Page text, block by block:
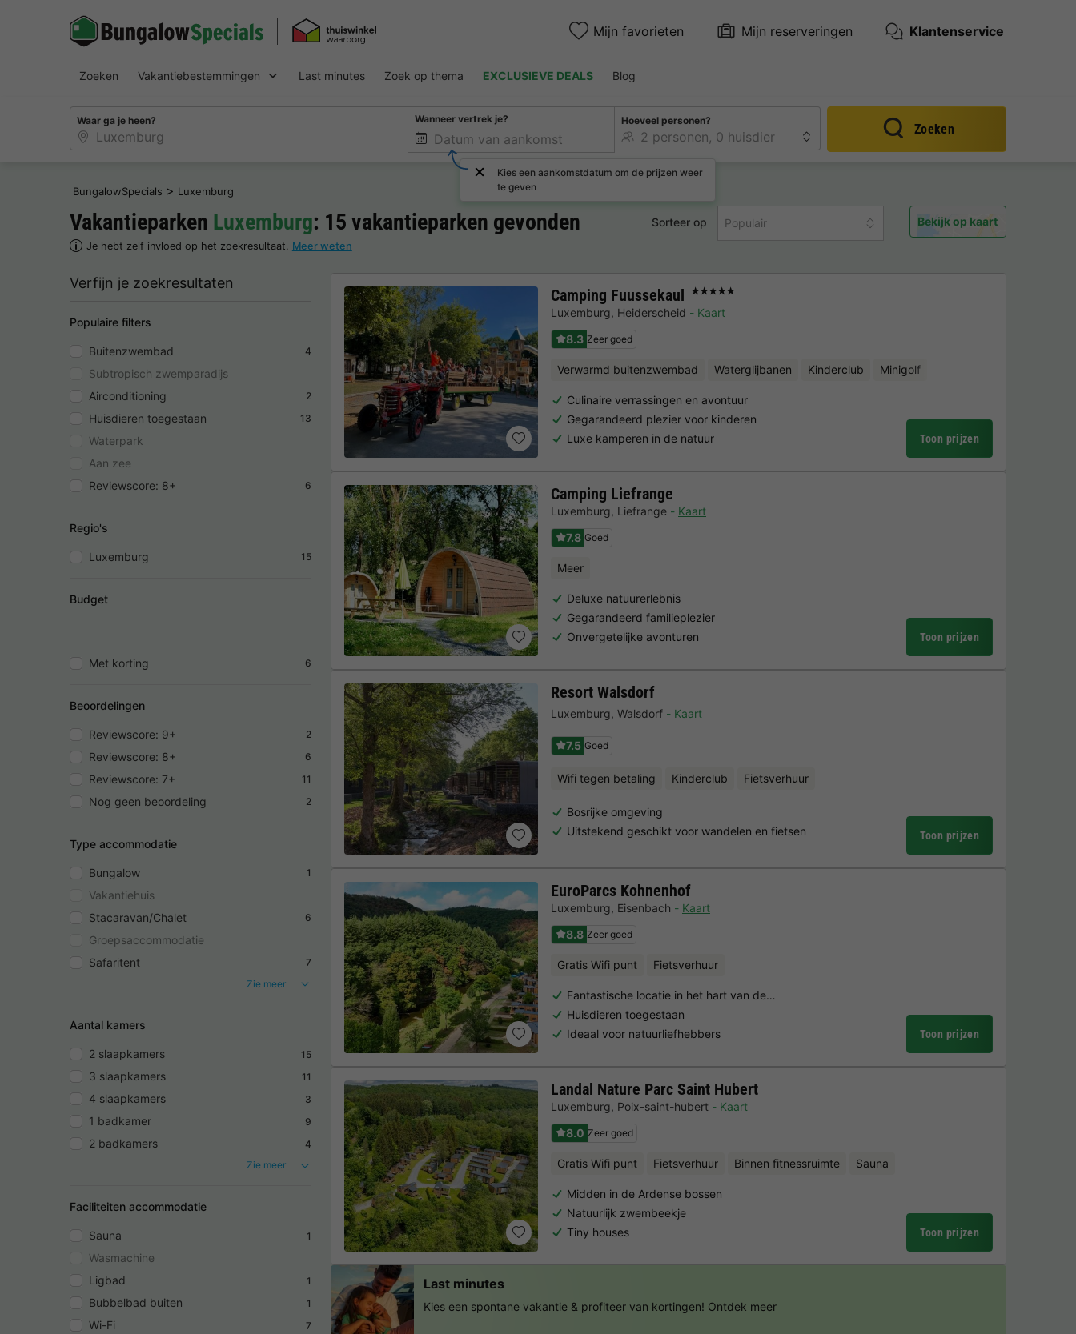
Mijn favorieten Mijn reserveringen Klantenservice
Zoeken Vakantiebestemmingen Last minutes Zoek op thema EXCLUSIEVE DEALS Blog
Waar ga je heen? Wanneer vertrek je?
Kies een aankomstdatum om de prijzen weer
te geven
Hoeveel personen?
Zoeken
BungalowSpecials > Luxemburg
Vakantieparken Luxemburg: 15 vakantieparken gevonden
Je hebt zelf invloed op het zoekresultaat. Meer weten
Sorteer op Populair Bekijk op kaart
Verfijn je zoekresultaten
Populaire filters
Buitenzwembad 4
Subtropisch zwemparadijs
Airconditioning
2
Huisdieren toegestaan 13
Waterpark
Aan zee
Reviewscore: 8+
6
Regio's
Luxemburg 15
Budget
Met korting 6
Beoordelingen
Reviewscore: 9+ 2
Reviewscore: 8+ 6
Reviewscore: 7+ 11
Nog geen beoordeling 2
Type accommodatie
Bungalow 1
Vakantiehuis
Stacaravan/Chalet
6
Groepsaccommodatie
Safaritent
7
Zie meer
Aantal kamers
2 slaapkamers 15
3 slaapkamers 11
4 slaapkamers 3
1 badkamer 9
2 badkamers
4
Zie meer
Faciliteiten accommodatie
Sauna 1
Wasmachine
Ligbad
1
Bubbelbad buiten 1
Wi-Fi 7
Camping Fuussekaul ★★★★★
Luxemburg, Heiderscheid
Kaart
8.3 Zeer goed
Verwarmd buitenzwembad Waterglijbanen Kinderclub Minigolf
Culinaire verrassingen en avontuur
Gegarandeerd plezier voor kinderen
Luxe kamperen in de natuur
Toon prijzen
Camping Liefrange
Luxemburg, Liefrange
Kaart
7.8 Goed
Meer
Deluxe natuurerlebnis
Gegarandeerd familieplezier
Onvergetelijke avonturen
Toon prijzen
Resort Walsdorf
Luxemburg, Walsdorf Kaart
7.5 Goed
Wifi tegen betaling Kinderclub Fietsverhuur
Bosrijke omgeving
Uitstekend geschikt voor wandelen en fietsen
Toon prijzen
EuroParcs Kohnenhof
Luxemburg, Eisenbach
Kaart
8.8 Zeer goed
Gratis Wifi punt Fietsverhuur
Fantastische locatie in het hart van de…
Huisdieren toegestaan
Ideaal voor natuurliefhebbers
Toon prijzen
Landal Nature Parc Saint Hubert
Luxemburg, Poix-saint-hubert
Kaart
8.0 Zeer goed
Gratis Wifi punt Fietsverhuur Binnen fitnessruimte Sauna
Midden in de Ardense bossen
Natuurlijk zwembeekje
Tiny houses
Toon prijzen
Last minutes
Kies een spontane vakantie & profiteer van kortingen! Ontdek meer